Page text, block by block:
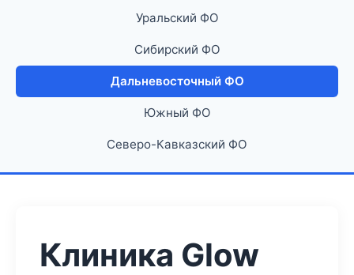
Уральский ФО
Сибирский ФО
Дальневосточный ФО
Южный ФО
Северо-Кавказский ФО
Клиника Glow